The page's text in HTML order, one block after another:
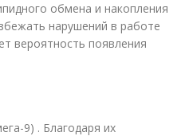
обмена и накопления
нарушений в работе
вероятность появления
9) . Благодаря их